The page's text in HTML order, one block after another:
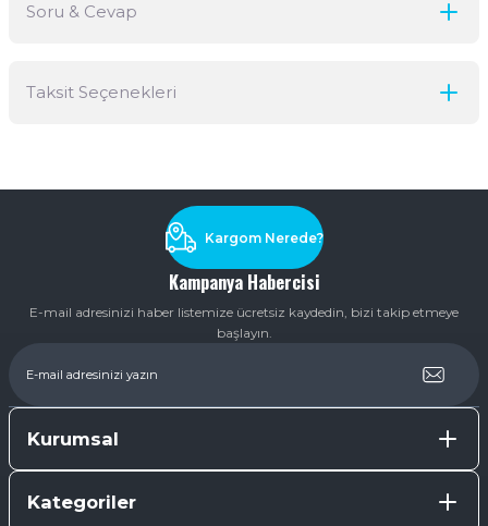
Soru & Cevap
Taksit Seçenekleri
Kampanya Habercisi
E-mail adresinizi haber listemize ücretsiz kaydedin, bizi takip etmeye
başlayın.
Kargom Nerede?
Kurumsal
Kategoriler